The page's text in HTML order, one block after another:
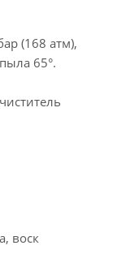
(168 атм),
65°.
воск